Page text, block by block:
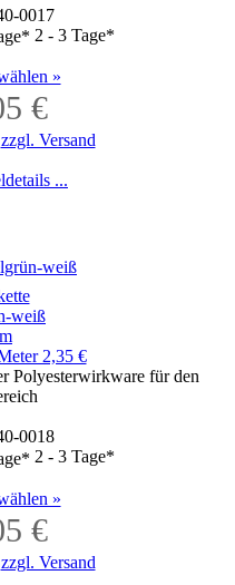
0017
2 - 3 Tage*
»
€
zzgl. Versand
...
weiß
2,35 €
Polyesterwirkware für den
0018
2 - 3 Tage*
»
€
zzgl. Versand